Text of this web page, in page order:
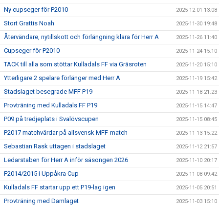
Ny cupseger för P2010 2025-12-01 13:08
Stort Grattis Noah 2025-11-30 19:48
Återvändare, nytillskott och förlängning klara för Herr A 2025-11-26 11:40
Cupseger för P2010 2025-11-24 15:10
TACK till alla som stöttar Kulladals FF via Gräsroten 2025-11-20 15:10
Ytterligare 2 spelare förlänger med Herr A 2025-11-19 15:42
Stadslaget besegrade MFF P19 2025-11-18 21:23
Provträning med Kulladals FF P19 2025-11-15 14:47
P09 på tredjeplats i Svalövscupen 2025-11-15 08:45
P2017 matchvärdar på allsvensk MFF-match 2025-11-13 15:22
Sebastian Rask uttagen i stadslaget 2025-11-12 21:57
Ledarstaben för Herr A inför säsongen 2026 2025-11-10 20:17
F2014/2015 i Uppåkra Cup 2025-11-08 09:42
Kulladals FF startar upp ett P19-lag igen 2025-11-05 20:51
Provträning med Damlaget 2025-11-03 15:10